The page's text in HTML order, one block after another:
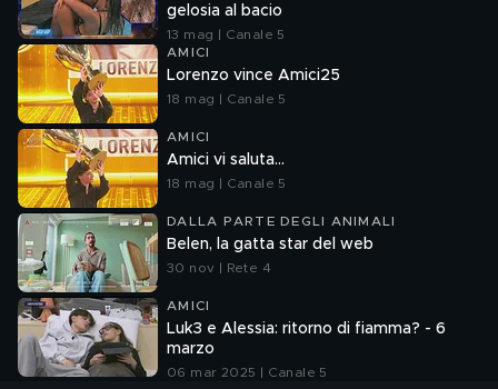
gelosia al bacio
13 mag | Canale 5
AMICI
Lorenzo vince Amici25
18 mag | Canale 5
AMICI
Amici vi saluta...
18 mag | Canale 5
DALLA PARTE DEGLI ANIMALI
Belen, la gatta star del web
30 nov | Rete 4
AMICI
Luk3 e Alessia: ritorno di fiamma? - 6
marzo
06 mar 2025 | Canale 5